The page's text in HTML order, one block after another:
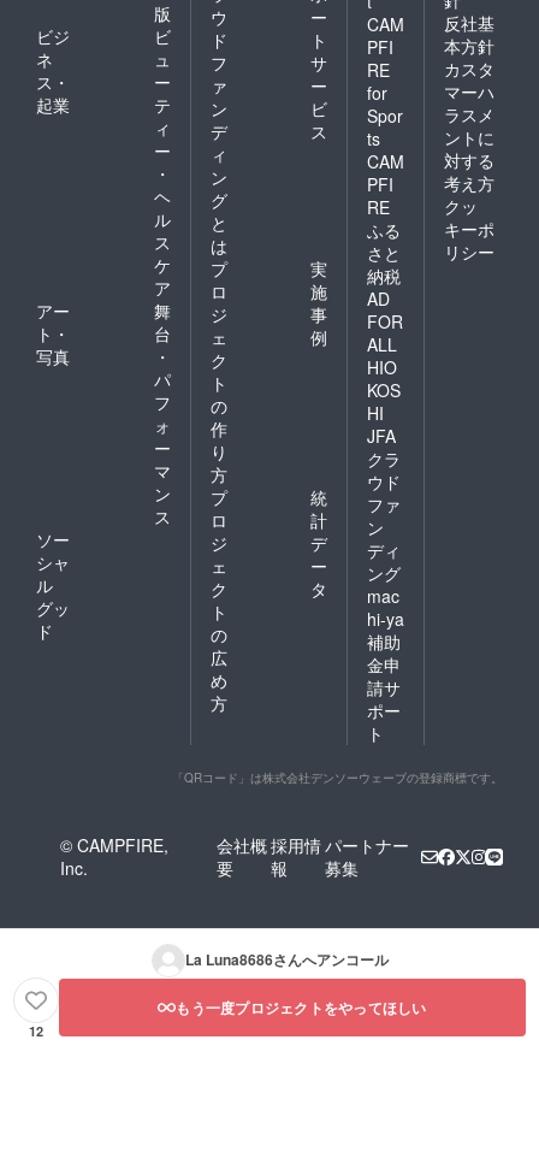
版
ビジ
ネ
ス・
起業
ビ
ュ
ー
テ
ィ
ー
・
ヘ
ル
ス
ケ
ア
アー
ト・
写真
舞
台
・
パ
フ
ォ
ー
マ
ン
ス
ソー
シャ
ル
グッ
ド
ウ
ド
フ
ァ
ン
デ
ィ
ン
グ
と
は
ー
ト
サ
ー
ビ
ス
プ
ロ
ジ
ェ
ク
ト
の
作
り
方
実
施
事
例
プ
ロ
ジ
ェ
ク
ト
の
広
め
方
統
計
デ
ー
タ
CAM
PFI
RE
for
Spor
ts
CAM
PFI
RE
ふる
さと
納税
AD
FOR
ALL
HIO
KOS
HI
JFA
クラ
ウド
ファ
ン
ディ
ング
mac
hi-ya
補助
金申
請サ
ポー
ト
反社基
本方針
カスタ
マーハ
ラスメ
ントに
対する
考え方
クッ
キーポ
リシー
「QRコード」は株式会社デンソーウェーブの登録商標です。
© CAMPFIRE,
Inc.
会社概
要
採用情
報
パートナー
募集
La Luna8686さんへアンコール
12
もう一度プロジェクトをやってほしい